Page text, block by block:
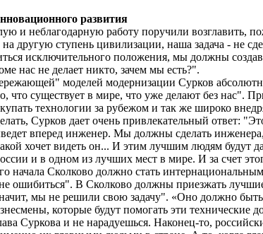
развития
и неблагодарную работу поручили возглавить,
другую ступень цивилизации, наша задача - не
исключительного положения, мы должны
нас не делает никто, зачем мы есть?".
моделей модернизации Сурков
что существует в мире, что уже делают без нас".
технологии за рубежом и так же широко
Сурков дает очень привлекательный ответ:
вперед инженер. Мы должны сделать
хочет видеть он... И этим лучшим людям будут
и в одном из лучших мест в мире. И за счет
началаСколково должно стать
ошибиться". В Сколково должны приезжать
мы не решили свою задачу". «Оно должно
которые будут помогать эти технические
Суркова и не нарадуешься. Наконец-то,